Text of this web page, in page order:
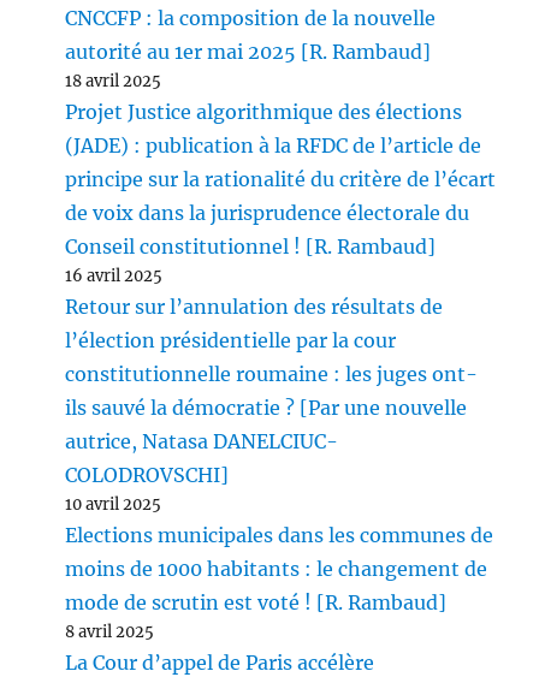
CNCCFP : la composition de la nouvelle
autorité au 1er mai 2025 [R. Rambaud]
18 avril 2025
Projet Justice algorithmique des élections
(JADE) : publication à la RFDC de l’article de
principe sur la rationalité du critère de l’écart
de voix dans la jurisprudence électorale du
Conseil constitutionnel ! [R. Rambaud]
16 avril 2025
Retour sur l’annulation des résultats de
l’élection présidentielle par la cour
constitutionnelle roumaine : les juges ont-
ils sauvé la démocratie ? [Par une nouvelle
autrice, Natasa DANELCIUC-
COLODROVSCHI]
10 avril 2025
Elections municipales dans les communes de
moins de 1000 habitants : le changement de
mode de scrutin est voté ! [R. Rambaud]
8 avril 2025
La Cour d’appel de Paris accélère